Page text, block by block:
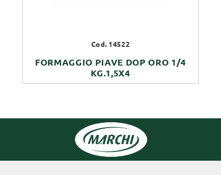
Cod. 14522
FORMAGGIO PIAVE DOP ORO 1/4
KG.1,5X4